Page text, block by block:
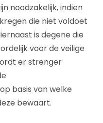
noodzakelijk, indien
die niet voldoet
is degene die
voor de veilige
er strenger
basis van welke
bewaart.